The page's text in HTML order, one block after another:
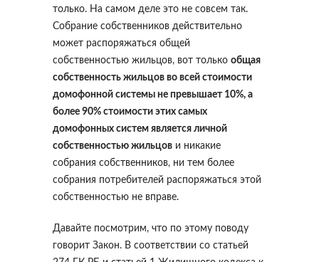
только. На самом деле это не совсем так.
Собрание собственников действительно
может распоряжаться общей
собственностью жильцов, вот только общая
собственность жильцов во всей стоимости
домофонной системы не превышает 10%, а
более 90% стоимости этих самых
домофонных систем является личной
собственностью жильцов и никакие
собрания собственников, ни тем более
собрания потребителей распоряжаться этой
собственностью не вправе.
Давайте посмотрим, что по этому поводу
говорит Закон. В соответствии со статьей